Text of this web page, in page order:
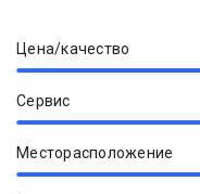
Цена/качество
Сервис
Месторасположение